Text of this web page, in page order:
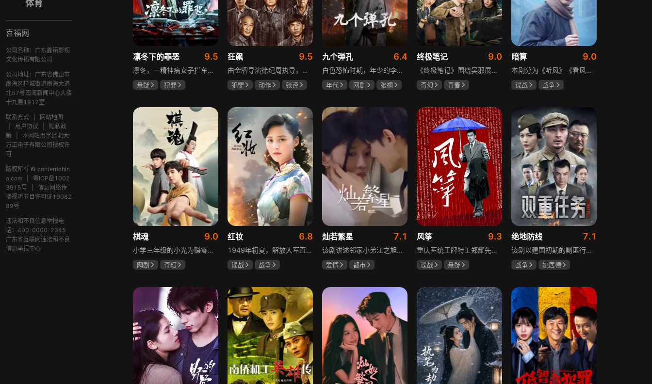
体育
喜福网
公司名称：广东鑫锘影视
文化传播有限公司
公司地址：广东省佛山市
南海区桂城街道南海大道
北57号南海新闻中心大楼
十九层1912室
联系方式
网站地图
用户协议
隐私政
策
本网站用字经北大
方正电子有限公司授权许
可
版权所有 © contentchin
a.com
粤ICP备1002
3915号
信息网络传
播视听节目许可证19082
89号
违法和不良信息举报电
话：400-0000-2345
广东省互联网违法和不良
信息举报中心
凛冬下的罪恶 9.5
凛冬，一精神病女子拦车报案，称丈夫杀人，刑警沈栋梁吴红兵由此揭开系列碎尸案真相。然而风浪未平，储蓄所抢劫杀人案，少女失踪案，流窜抢车案接连发生，沈栋梁与吴红兵追凶之际，竟牵出改变二人命运的人性悲剧。
悬疑
犯罪
狂飙 9.5
由金牌导演徐纪周执导，张译、张颂文、李一桐、张志坚、吴刚领衔主演，倪大红、韩童生、李建义特邀主演的中央政法委重点项目。一部扫黑除恶坚决斗争的回忆录，横跨20年的群像叙事全景式展现时代变迁下的黑白较量与复杂人性。
犯罪 动作
张译
九个弹孔 6.4
白色恐怖时期，年少的李智信家破人亡后投身革命武装，因作战有勇有谋获“小狼崽子”绰号。他长期率部孤悬敌后，与日寇、反动派对决，多次负伤仍不改初心。凭借坚韧意志，他从游击队员成长为新四军干部、解放军司令员，身上的九个弹孔是他践行革命誓言、见证成长的勋章。
年代 网剧
张桐
终极笔记 9.0
《终极笔记》围绕吴邪展开，他因好奇三叔经历，历险归来收神秘录像带后卷入阴谋，只身闯格尔木疗养院偶遇张起灵等六人组队，在西王母宫发现陨玉，却遇三叔失踪、张起灵失忆。众人寻记忆探张家古楼，因裘德考介入受阻，后联手霍老太再探遭意外，谜团未解，吴邪被迫伪装成三叔，剧情充满冒险与悬疑。
奇幻
青春
暗算 9.0
本剧分为《听风》《看风》和《捕风》三个篇章，三者在时间关系及故事上相对独立，又千丝万缕。听风，即无线电侦听者，是一群“靠耳朵打江山”的人，他们的耳朵可以听到天外之音、无声之音、秘密之音。看风，即密码破译的人，是一群“善于神机妙算”的人，他们的慧眼可以识破天机、释读天书、看阅无字之书。捕风，即我党地下工作者，在国民党大肆实施白色恐怖时期，他们是牺牲者更是战斗者，乔装打扮深入虎穴，迎风而战，为缔造共和国立下不朽的丰功伟业。
谍战
战争
棋魂 9.0
小学三年级的小光为赚零用钱到爷爷家寻宝，偶然翻出旧棋盘，接触棋盘的一瞬间，附身棋盘中的棋士褚嬴的灵魂进入了小光体内。后来小光在学校围棋会所结识少年天才小亮，为测试褚嬴实力，小光贸然与小亮对弈并小胜，他误以为褚嬴棋力平平，小亮却大受打击。数日后小亮再次挑战，再次惨败在褚嬴手下，二人从此成了相爱相杀的棋坛宿敌。在褚嬴指导下，小光进步神速，逐渐对围棋产生兴趣，最终在全国大赛与小亮激战中，褚嬴下出绝妙一局，小光却看出更高一着，终于在自己努力、褚嬴帮助和与小亮的磨练中，独立对弈，燃起真正的棋魂。
网剧
奇幻
红妆 6.8
1949年初夏，解放大军直抵上海，国民党国防部保密局的中共地下党员邓家骥奉命撤往台湾，其妻同为地下党的沈荷因临产被留在上海。新中国成立之初，面对敌特的破坏活动，斗争形势严峻，沈荷隐藏真实身份，继续与敌人展开新一轮斗争，在隐秘战线坚守信仰，为新政权的稳定默默奉献。
谍战
战争
灿若繁星 7.1
该剧讲述邻家小弟江之旭留学归来，竟成了夏千星的顶头上司。从小管着江之旭、事事压他一头的夏千星无法接受，两人互不服气，在公司内外明争暗斗。江之旭借职位刁难夏千星，夏千星则用姐姐身份压制他，然而夏千星不知道，江之旭拼尽全力坐上这个位子，就是为了陪在她身边保护她。
爱情
都市
风筝 9.3
重庆军统王牌特工郑耀先实为潜伏的中共特工“风筝”，上线牺牲后他与组织失联，解放后化名周志乾继续提供情报。身份证实后他仍协助破获特务案，三十年情报生涯中他遭敌人追杀、妻离子散，为国家牺牲是他的人生价值。
谍战
悬疑
绝地防线 7.1
该剧以建国初期的剿匪行动为背景，讲述中国人民解放军西线小分队追击黑山寺国民党残部的故事。小分队在执行任务过程中，严格遵照上级指示，既要完成军事目标，又全力保护沿途百姓的生命财产安全，同时对残部人员采取劝降与救治相结合的策略。最终，小分队成功控制了区域内的疫情，救出了愿意投诚的士兵，圆满完成了剿匪解救任务，展现了解放军的优良作风与使命担当。
战争
姚居德